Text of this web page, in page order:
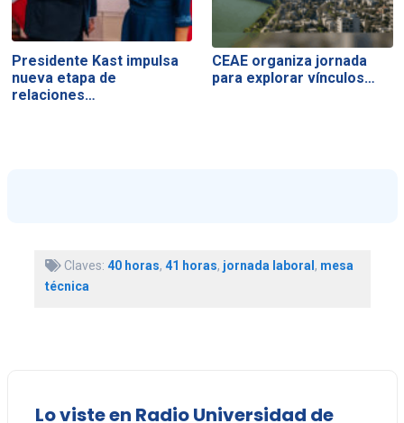
Presidente Kast impulsa
nueva etapa de
relaciones…
CEAE organiza jornada
para explorar vínculos…
Claves: 40 horas, 41 horas, jornada laboral, mesa
técnica
Lo viste en Radio Universidad de